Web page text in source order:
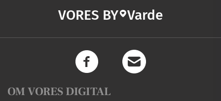
VORES BY Varde
OM VORES DIGITAL